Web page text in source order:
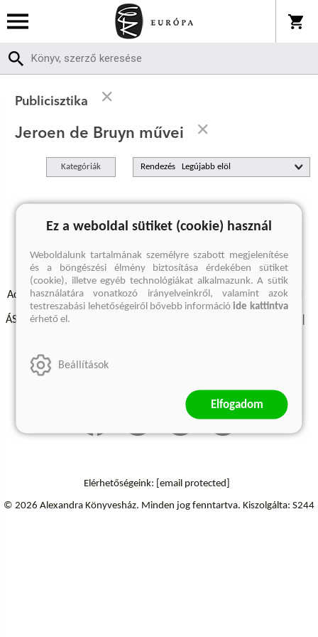
Publicisztika
Jeroen de Bruyn művei
Kategóriák Rendezés
A keresett kifejezésre nincs találat
Adatvédelmi szabályzatok Elállási felmondási nyilatkozat
ÁSZF - Vásárlási feltételek
Szállítási információk
Elérhetőségeink: [email protected]
© 2026 Alexandra Könyvesház. Minden jog fenntartva. Kiszolgálta: S244
Ez a weboldal sütiket (cookie) használ
Weboldalunk tartalmának személyre szabott megjelenítése
és a böngészési élmény biztosítása érdekében sütiket
(cookie), illetve egyéb technológiákat alkalmazunk. A sütik
használatára vonatkozó irányelveinkről, valamint azok
testreszabási lehetőségeiről bővebb információide kattintva
érhető el.
Beállítások
Elfogadom